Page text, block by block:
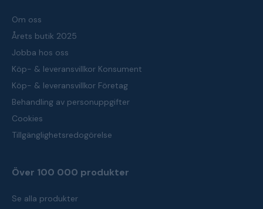
Om oss
Årets butik 2025
Jobba hos oss
Köp- & leveransvillkor Konsument
Köp- & leveransvillkor Företag
Behandling av personuppgifter
Cookies
Tillgänglighetsredogörelse
Över 100 000 produkter
Se alla produkter